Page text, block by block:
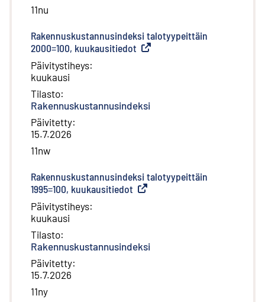
11nu
Rakennuskustannusindeksi talotyypeittäin
2000=100, kuukausitiedot Ulkoinen linkki
Päivitystiheys:
kuukausi
Tilasto:
Rakennuskustannusindeksi
Päivitetty:
15.7.2026
11nw
Rakennuskustannusindeksi talotyypeittäin
1995=100, kuukausitiedot Ulkoinen linkki
Päivitystiheys:
kuukausi
Tilasto:
Rakennuskustannusindeksi
Päivitetty:
15.7.2026
11ny